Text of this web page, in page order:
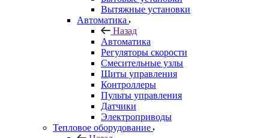
Вытяжные установки
Автоматика
Назад
Автоматика
Регуляторы скорости
Смесительные узлы
Щиты управления
Контроллеры
Пульты управления
Датчики
Электроприводы
Тепловое оборудование